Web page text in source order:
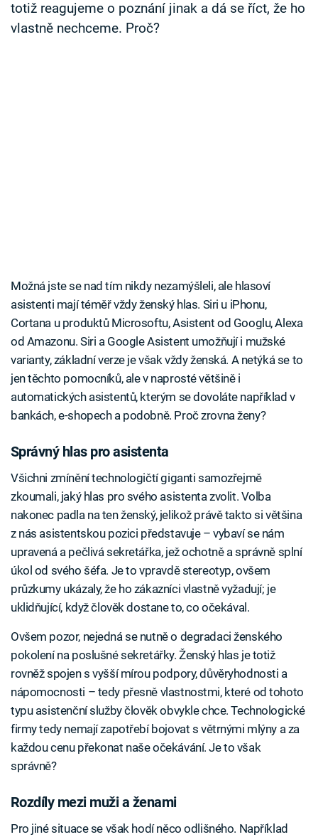
totiž reagujeme o poznání jinak a dá se říct, že ho
vlastně nechceme. Proč?
Možná jste se nad tím nikdy nezamýšleli, ale hlasoví
asistenti mají téměř vždy ženský hlas. Siri u iPhonu,
Cortana u produktů Microsoftu, Asistent od Googlu, Alexa
od Amazonu. Siri a Google Asistent umožňují i mužské
varianty, základní verze je však vždy ženská. A netýká se to
jen těchto pomocníků, ale v naprosté většině i
automatických asistentů, kterým se dovoláte například v
bankách, e-shopech a podobně. Proč zrovna ženy?
Správný hlas pro asistenta
Všichni zmínění technologičtí giganti samozřejmě
zkoumali, jaký hlas pro svého asistenta zvolit. Volba
nakonec padla na ten ženský, jelikož právě takto si většina
z nás asistentskou pozici představuje – vybaví se nám
upravená a pečlivá sekretářka, jež ochotně a správně splní
úkol od svého šéfa. Je to vpravdě stereotyp, ovšem
průzkumy ukázaly, že ho zákazníci vlastně vyžadují; je
uklidňující, když člověk dostane to, co očekával.
Ovšem pozor, nejedná se nutně o degradaci ženského
pokolení na poslušné sekretářky. Ženský hlas je totiž
rovněž spojen s vyšší mírou podpory, důvěryhodnosti a
nápomocnosti – tedy přesně vlastnostmi, které od tohoto
typu asistenční služby člověk obvykle chce. Technologické
firmy tedy nemají zapotřebí bojovat s větrnými mlýny a za
každou cenu překonat naše očekávání. Je to však
správně?
Rozdíly mezi muži a ženami
Pro jiné situace se však hodí něco odlišného. Například